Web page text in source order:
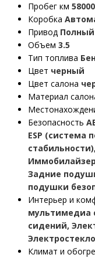
Пробег км 58000
Коробка
Привод Полный
Объем 3.5
Тип топлива
Цвет черный
Цвет салона
Материал
Безопасность
ESP (система
Задние
подушки
Интерьер и
мультимедиа
сидений,
Климат и